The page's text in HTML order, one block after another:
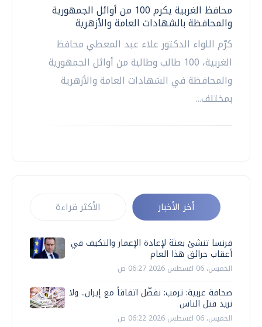
محافظ الغربية يكرم 100 من أوائل الجمهورية
والمحافظة بالشهادات العامة والأزهرية
كرّم اللواء الدكتور علاء عبد المعطي محافظ
الغربية، 100 طالب وطالبة من أوائل الجمهورية
والمحافظة في الشهادات العامة والأزهرية
بمختلف...
أخر الأخبار الأكثر قراءة
فرنسا تنشئ بعثة لإعادة الإعمار والتكيف في
أعقاب حرائق هذا العام
الخميس، 06 اغسطس 2026 06:27 ص
صحافة عربية: ترمب: نفضّل اتفاقاً مع إيران.. ولا
نريد قتل الناس
الخميس، 06 اغسطس 2026 06:22 ص